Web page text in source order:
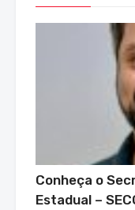
Conheça o
Estadual –